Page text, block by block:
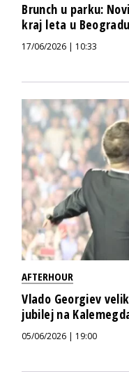
Brunch u parku:
kraj leta u Beogradu
17/06/2026 | 10:33
AFTERHOUR
Vlado Georgiev
jubilej na
05/06/2026 | 19:00